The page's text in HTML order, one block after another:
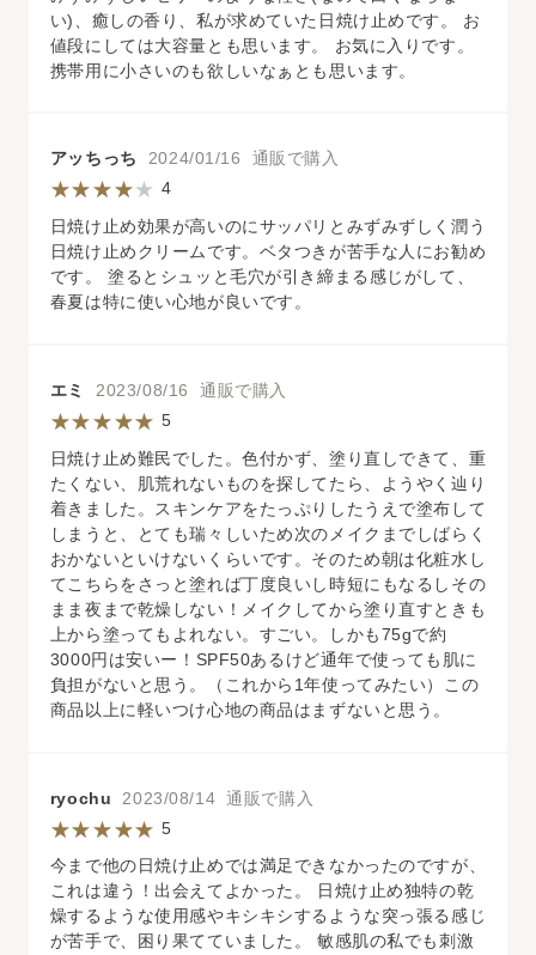
い)、癒しの香り、私が求めていた日焼け止めです。 お
値段にしては大容量とも思います。 お気に入りです。
携帯用に小さいのも欲しいなぁとも思います。
アッちっち 2024/01/16 通販で購入
4
日焼け止め効果が高いのにサッパリとみずみずしく潤う
日焼け止めクリームです。ベタつきが苦手な人にお勧め
です。 塗るとシュッと毛穴が引き締まる感じがして、
春夏は特に使い心地が良いです。
エミ 2023/08/16 通販で購入
5
日焼け止め難民でした。色付かず、塗り直しできて、重
たくない、肌荒れないものを探してたら、ようやく辿り
着きました。スキンケアをたっぷりしたうえで塗布して
しまうと、とても瑞々しいため次のメイクまでしばらく
おかないといけないくらいです。そのため朝は化粧水し
てこちらをさっと塗れば丁度良いし時短にもなるしその
まま夜まで乾燥しない！メイクしてから塗り直すときも
上から塗ってもよれない。すごい。しかも75gで約
3000円は安いー！SPF50あるけど通年で使っても肌に
負担がないと思う。（これから1年使ってみたい）この
商品以上に軽いつけ心地の商品はまずないと思う。
ryochu 2023/08/14 通販で購入
5
今まで他の日焼け止めでは満足できなかったのですが、
これは違う！出会えてよかった。 日焼け止め独特の乾
燥するような使用感やキシキシするような突っ張る感じ
が苦手で、困り果てていました。 敏感肌の私でも刺激